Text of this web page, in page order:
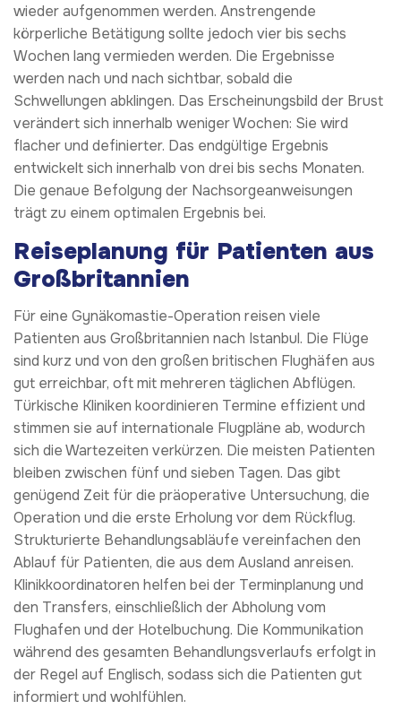
wieder aufgenommen werden. Anstrengende
körperliche Betätigung sollte jedoch vier bis sechs
Wochen lang vermieden werden. Die Ergebnisse
werden nach und nach sichtbar, sobald die
Schwellungen abklingen. Das Erscheinungsbild der Brust
verändert sich innerhalb weniger Wochen: Sie wird
flacher und definierter. Das endgültige Ergebnis
entwickelt sich innerhalb von drei bis sechs Monaten.
Die genaue Befolgung der Nachsorgeanweisungen
trägt zu einem optimalen Ergebnis bei.
Reiseplanung für Patienten aus
Großbritannien
Für eine Gynäkomastie-Operation reisen viele
Patienten aus Großbritannien nach Istanbul. Die Flüge
sind kurz und von den großen britischen Flughäfen aus
gut erreichbar, oft mit mehreren täglichen Abflügen.
Türkische Kliniken koordinieren Termine effizient und
stimmen sie auf internationale Flugpläne ab, wodurch
sich die Wartezeiten verkürzen. Die meisten Patienten
bleiben zwischen fünf und sieben Tagen. Das gibt
genügend Zeit für die präoperative Untersuchung, die
Operation und die erste Erholung vor dem Rückflug.
Strukturierte Behandlungsabläufe vereinfachen den
Ablauf für Patienten, die aus dem Ausland anreisen.
Klinikkoordinatoren helfen bei der Terminplanung und
den Transfers, einschließlich der Abholung vom
Flughafen und der Hotelbuchung. Die Kommunikation
während des gesamten Behandlungsverlaufs erfolgt in
der Regel auf Englisch, sodass sich die Patienten gut
informiert und wohlfühlen.